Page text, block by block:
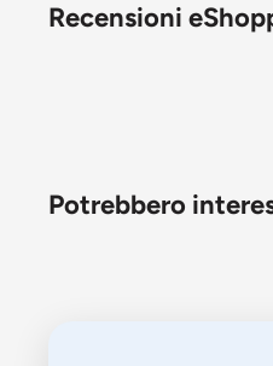
Recensioni
Potrebbero